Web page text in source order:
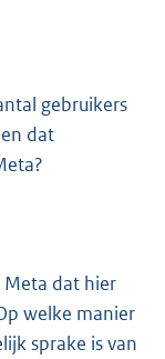
gebruikers
dat
Meta dat hier
welke manier
sprake is van